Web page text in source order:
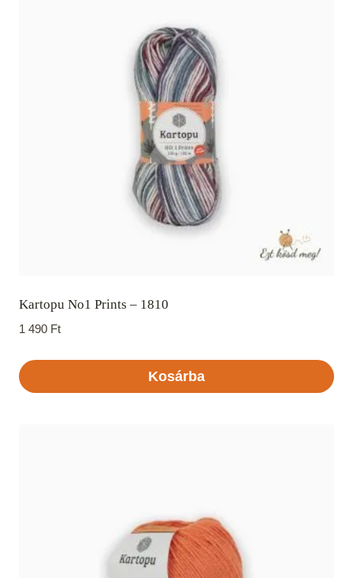
Kartopu No1 Prints – 1810
1 490 Ft
Kosárba